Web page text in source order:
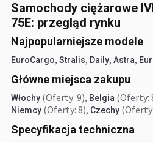
Samochody ciężarowe
75E: przegląd rynku
Najpopularniejsze modele
EuroCargo, Stralis, Daily, Astra,
Główne miejsca zakupu
Włochy (Oferty: 9), Belgia (Oferty:
Niemcy (Oferty: 8), Czechy
Specyfikacja techniczna